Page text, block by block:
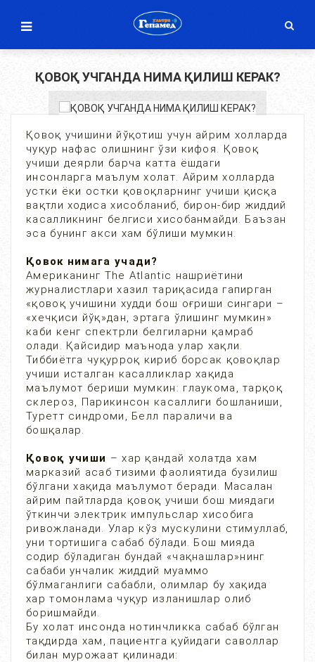
ҚОВОҚ УЧГАНДА НИМА ҚИЛИШ КЕРАК?
Қовоқ учишини йўқотиш учун айрим холларда
чуқур нафас олишнинг ўзи кифоя. Қовоқ
учиши деярли барча катта ёшдаги
инсонларга маълум холат. Айрим холларда
устки ёки остки қовоқларнинг учиши қисқа
вақтли ходиса хисобланиб, бирон-бир жиддий
касалликнинг белгиси хисобанмайди. Баъзан
эса бунинг акси хам бўлиши мумкин.
Қовок нимага учади?
Американинг The Atlantic нашриётини
журналистлари хазил тариқасида гапирган
«қовоқ учишини худди бош оғриши сингари –
«хечқиси йўқ»дан, эртага ўлишинг мумкин»
каби кенг спектрли белгиларни қамраб
олади. Қайсидир маънода улар хақли.
Тиббиётга чуқурроқ кириб борсак қовоқлар
учиши исталган касалликлар хақида
маълумот бериши мумкин: глаукома, тарқоқ
склероз, Парикинсон касаллиги бошланиши,
Туретт синдроми, Белл параличи ва
бошқалар.
Қовоқ учиши – хар қандай холатда хам
марказий асаб тизими фаолиятида бузилиш
бўлгани хақида маълумот беради. Масалан
айрим пайтларда қовоқ учиши бош миядаги
ўткинчи электрик импульслар хисобига
ривожланади. Улар кўз мускулини стимуллаб,
уни тортишига сабаб бўлади. Бош мияда
содир бўладиган бундай «чақнашлар»нинг
сабаби унчалик жиддий муаммо
бўлмаганлиги сабабли, олимлар бу хақида
хар томонлама чуқур изланишлар олиб
боришмайди.
Бу холат инсонда нотинчликка сабаб бўлган
тақдирда хам, пациентга қуйидаги саволлар
билан мурожаат қилинади: